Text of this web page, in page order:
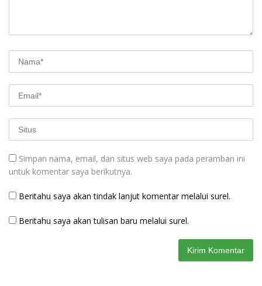
Simpan nama, email, dan situs web saya pada peramban ini
untuk komentar saya berikutnya.
Beritahu saya akan tindak lanjut komentar melalui surel.
Beritahu saya akan tulisan baru melalui surel.